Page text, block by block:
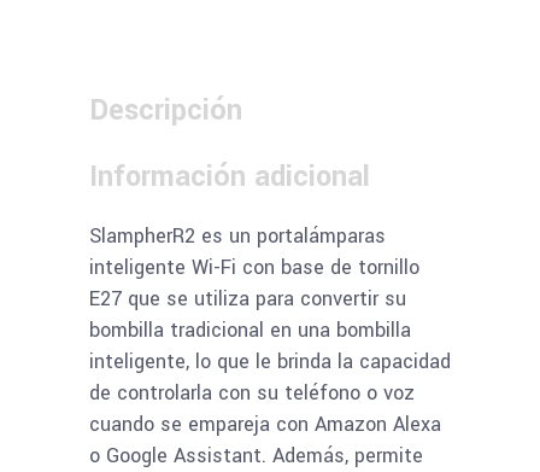
inteligente
RF
y
WiFi
de
433
MHz
quantity
Descripción
Información adicional
SlampherR2 es un portalámparas
inteligente Wi-Fi con base de tornillo
E27 que se utiliza para convertir su
bombilla tradicional en una bombilla
inteligente, lo que le brinda la capacidad
de controlarla con su teléfono o voz
cuando se empareja con Amazon Alexa
o Google Assistant. Además, permite